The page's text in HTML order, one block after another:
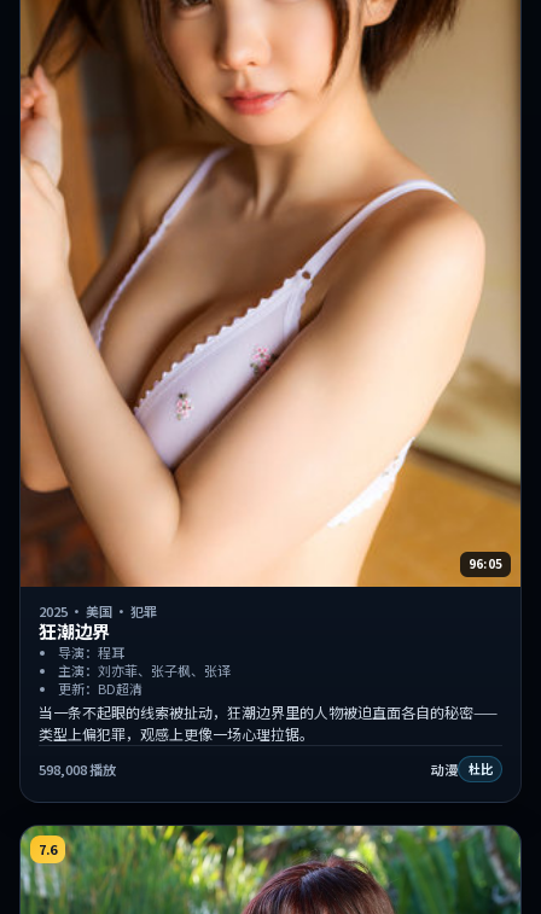
96:05
2025 ·美国 ·犯罪
狂潮边界
导演：程耳
主演：刘亦菲、张子枫、张译
更新：BD超清
当一条不起眼的线索被扯动，狂潮边界里的人物被迫直面各自的秘密——
类型上偏犯罪，观感上更像一场心理拉锯。
598,008播放 动漫 杜比
7.6